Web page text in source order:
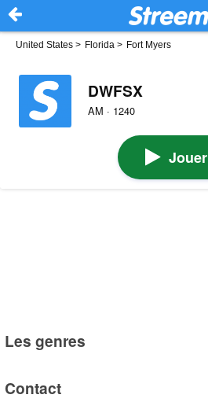
United States > Florida > Fort Myers
DWFSX
AM · 1240
Jouer
Les genres
Contact